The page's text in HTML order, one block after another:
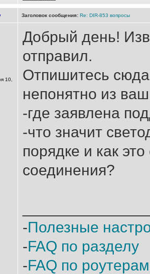
Заголовок сообщения: Re: DIR-853 вопросы
10,
Добрый день!
отправил.
Отпишитесь сюда
непонятно из
-где заявлена
-что значит
порядке и как
соединения?
-Полезные
-FAQ по разделу
-FAQ по